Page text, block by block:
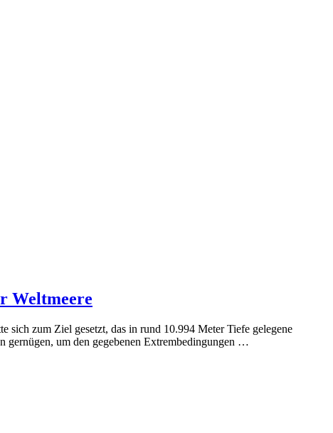
Weltmeere
sich zum Ziel gesetzt, das in rund 10.994 Meter Tiefe gelegene
gernügen, um den gegebenen Extrembedingungen …